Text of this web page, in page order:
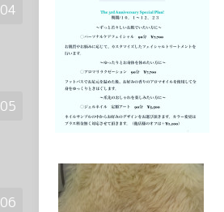
04
05
06